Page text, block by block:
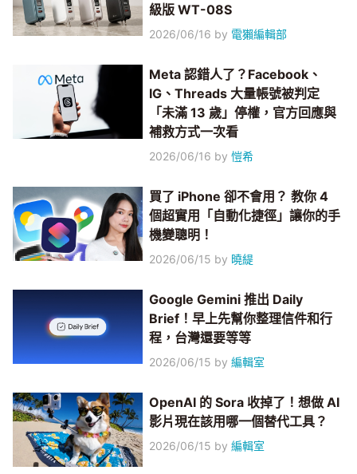
級版 WT-08S
2026/06/16 by 電獺編輯部
Meta 認錯人了？Facebook、
IG、Threads 大量帳號被判定
「未滿 13 歲」停權，官方回應與
補救方式一次看
2026/06/16 by愷希
買了 iPhone 卻不會用？ 教你 4
個超實用「自動化捷徑」讓你的手
機變聰明！
2026/06/15 by 曉緹
Google Gemini 推出 Daily
Brief！早上先幫你整理信件和行
程，台灣還要等等
2026/06/15 by編輯室
OpenAI 的 Sora 收掉了！想做 AI
影片現在該用哪一個替代工具？
2026/06/15 by編輯室